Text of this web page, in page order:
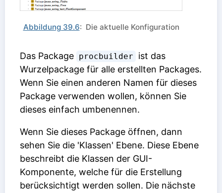
Abbildung 39.6: Die aktuelle Konfiguration
Das Package procbuilder
ist das
Wurzelpackage für alle erstellten Packages.
Wenn Sie einen anderen Namen für dieses
Package verwenden wollen, können Sie
dieses einfach umbenennen.
Wenn Sie dieses Package öffnen, dann
sehen Sie die 'Klassen' Ebene. Diese Ebene
beschreibt die Klassen der GUI-
Komponente, welche für die Erstellung
berücksichtigt werden sollen. Die nächste